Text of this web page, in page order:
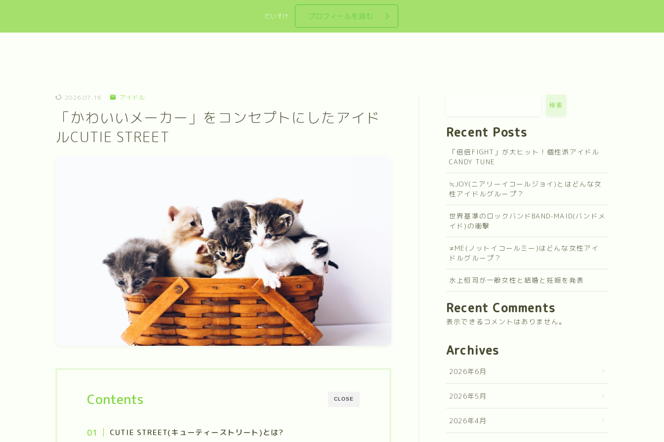
だいすけ プロフィールを読む
2026.07.16 アイドル
「かわいいメーカー」をコンセプトにしたアイド
ルCUTIE STREET
CLOSE
Contents
CUTIE STREET(キューティーストリート)とは?
検索
Recent Posts
「倍倍FIGHT」が大ヒット！個性派アイドル
CANDY TUNE
≒JOY(ニアリーイコールジョイ)とはどんな女
性アイドルグループ？
世界基準のロックバンドBAND-MAID(バンドメ
イド)の衝撃
≠ME(ノットイコールミー)はどんな女性アイ
ドルグループ？
水上恒司が一般女性と結婚と妊娠を発表
Recent Comments
表示できるコメントはありません。
Archives
2026年6月
2026年5月
2026年4月